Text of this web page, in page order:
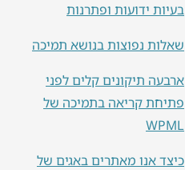
בעיות ידועות ופתרנות
שאלות נפוצות בנושא תמיכה
ארבעה תיקונים קלים לפני
פתיחת קריאה בתמיכה של
WPML
כיצד אנו מאתרים באגים של